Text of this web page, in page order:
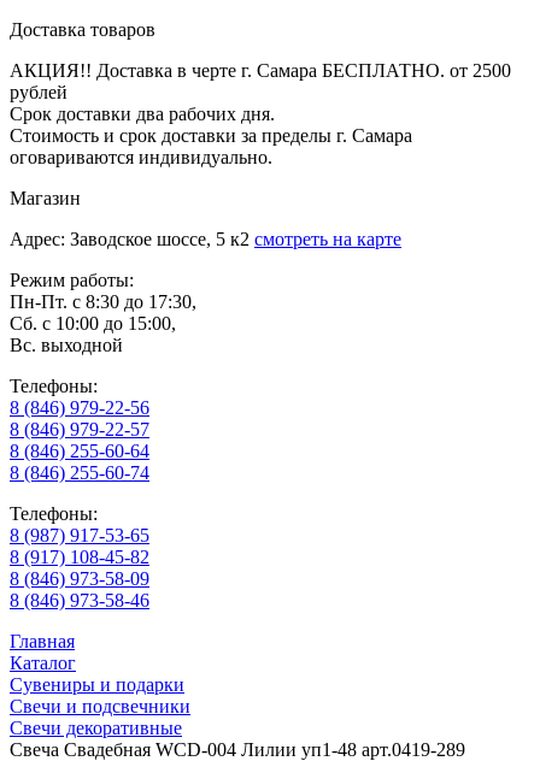
Доставка товаров
АКЦИЯ!! Доставка в черте г. Самара БЕСПЛАТНО. от 2500
рублей
Срок доставки два рабочих дня.
Стоимость и срок доставки за пределы г. Самара
оговариваются индивидуально.
Магазин
Адрес: Заводское шоссе, 5 к2 смотреть на карте
Режим работы:
Пн-Пт. с 8:30 до 17:30,
Сб. с 10:00 до 15:00,
Вс. выходной
Телефоны:
8 (846) 979-22-56
8 (846) 979-22-57
8 (846) 255-60-64
8 (846) 255-60-74
Телефоны:
8 (987) 917-53-65
8 (917) 108-45-82
8 (846) 973-58-09
8 (846) 973-58-46
Главная
Каталог
Сувениры и подарки
Свечи и подсвечники
Свечи декоративные
Свеча Свадебная WCD-004 Лилии уп1-48 арт.0419-289